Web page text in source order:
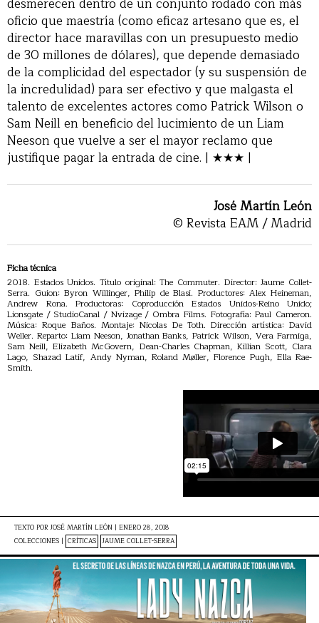
oficio que maestría (como eficaz artesano que es, el
director hace maravillas con un presupuesto medio
de 30 millones de dólares), que depende demasiado
de la complicidad del espectador (y su suspensión de
la incredulidad) para ser efectivo y que malgasta el
talento de excelentes actores como Patrick Wilson o
Sam Neill en beneficio del lucimiento de un Liam
Neeson que vuelve a ser el mayor reclamo que
justifique pagar la entrada de cine. | ★★★ |
José Martín León
© Revista EAM / Madrid
Ficha técnica
2018. Estados Unidos. Título original: The Commuter. Director: Jaume Collet-
Serra. Guion: Byron Willinger, Philip de Blasi. Productores: Alex Heineman,
Andrew Rona. Productoras: Coproducción Estados Unidos-Reino Unido;
Lionsgate / StudioCanal / Nvizage / Ombra Films. Fotografía: Paul Cameron.
Música: Roque Baños. Montaje: Nicolas De Toth. Dirección artística: David
Weller. Reparto: Liam Neeson, Jonathan Banks, Patrick Wilson, Vera Farmiga,
Sam Neill, Elizabeth McGovern, Dean-Charles Chapman, Killian Scott, Clara
Lago, Shazad Latif, Andy Nyman, Roland Møller, Florence Pugh, Ella Rae-
Smith.
TEXTO POR JOSÉ MARTÍN LEÓN | ENERO 28, 2018
COLECCIONES | CRÍTICAS JAUME COLLET-SERRA